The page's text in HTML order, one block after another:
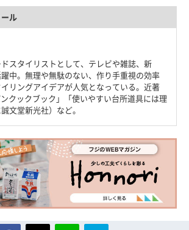
ル
スタイリストとして、テレビや雑誌、新
中。無理や無駄のない、作り手重視の効率
リングアイデアが人気となっている。近著
クックブック」「使いやすい台所道具には理
文堂新光社）など。